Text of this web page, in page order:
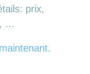
prix,
…